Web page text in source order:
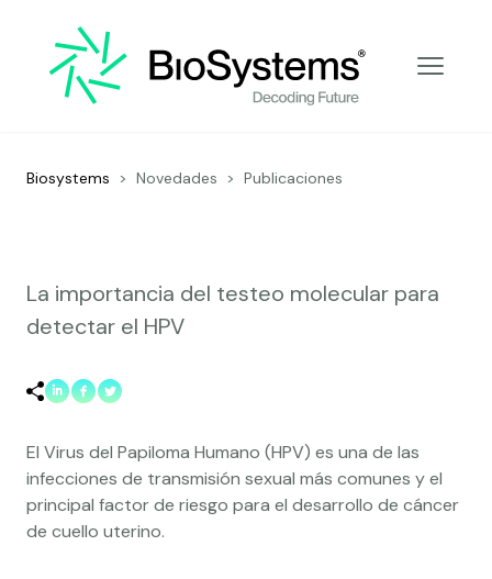
Decoding Future
Biosystems > Novedades > Publicaciones
La importancia del testeo molecular para
detectar el HPV
El Virus del Papiloma Humano (HPV) es una de las
infecciones de transmisión sexual más comunes y el
principal factor de riesgo para el desarrollo de cáncer
de cuello uterino.